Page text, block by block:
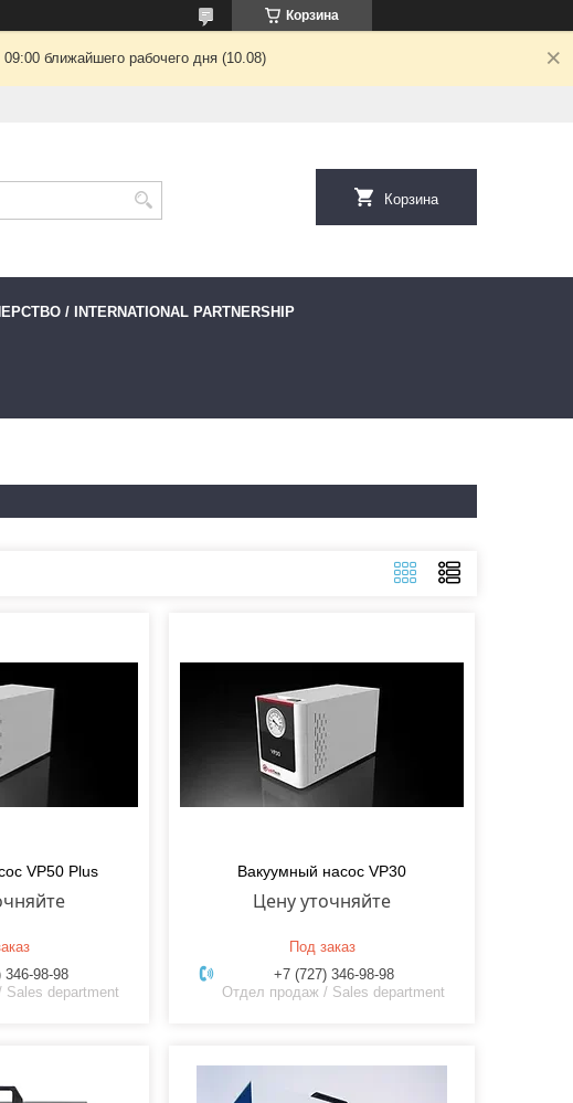
Корзина
ближайшего рабочего дня (10.08)
Корзина
/ INTERNATIONAL PARTNERSHIP
VP50 Plus
346-98-98
department
Вакуумный насос VP30
Цену уточняйте
Под заказ
+7 (727) 346-98-98
Отдел продаж / Sales department